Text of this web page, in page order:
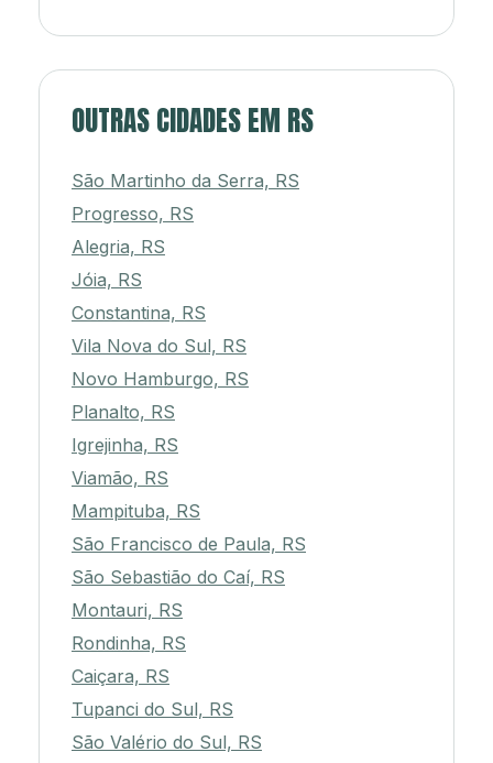
OUTRAS CIDADES EM RS
São Martinho da Serra, RS
Progresso, RS
Alegria, RS
Jóia, RS
Constantina, RS
Vila Nova do Sul, RS
Novo Hamburgo, RS
Planalto, RS
Igrejinha, RS
Viamão, RS
Mampituba, RS
São Francisco de Paula, RS
São Sebastião do Caí, RS
Montauri, RS
Rondinha, RS
Caiçara, RS
Tupanci do Sul, RS
São Valério do Sul, RS